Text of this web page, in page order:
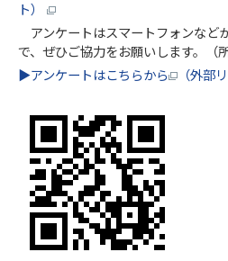
ト）
アンケートはスマートフォンなど
で、ぜひご協力をお願いします。（
▶アンケートはこちらから
（外部